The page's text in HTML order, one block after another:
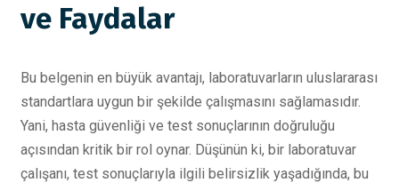
ve Faydalar
Bu belgenin en büyük avantajı, laboratuvarların uluslararası
standartlara uygun bir şekilde çalışmasını sağlamasıdır.
Yani, hasta güvenliği ve test sonuçlarının doğruluğu
açısından kritik bir rol oynar. Düşünün ki, bir laboratuvar
çalışanı, test sonuçlarıyla ilgili belirsizlik yaşadığında, bu